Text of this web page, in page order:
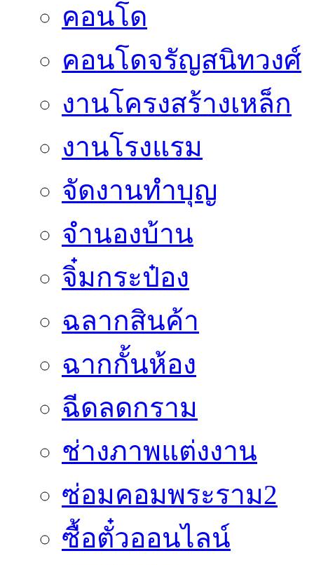
คอนโด
คอนโดจรัญสนิทวงศ์
งานโครงสร้างเหล็ก
งานโรงแรม
จัดงานทำบุญ
จำนองบ้าน
จิ๋มกระป๋อง
ฉลากสินค้า
ฉากกั้นห้อง
ฉีดลดกราม
ช่างภาพแต่งงาน
ซ่อมคอมพระราม2
ซื้อตั๋วออนไลน์